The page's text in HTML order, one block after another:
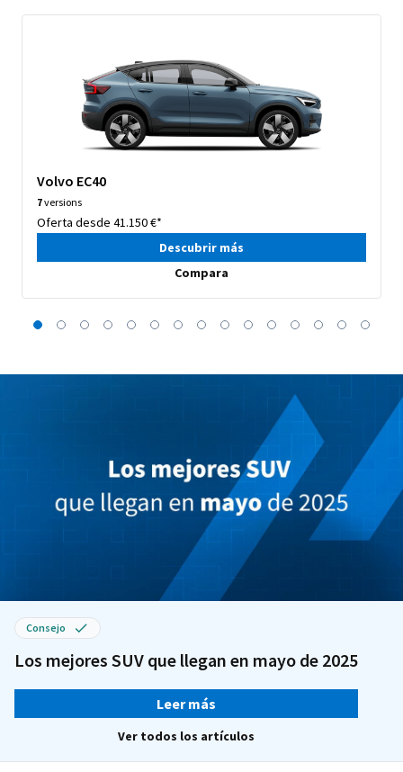
Volvo EC40
7versions
Oferta desde 41.150 €*
Descubrir más
Compara
Consejo
Los mejores SUV que llegan en mayo de 2025
Leer más
Ver todos los artículos